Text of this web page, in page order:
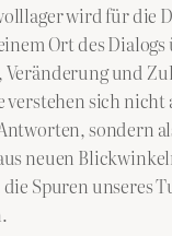
wird für die
Ort des Dialogs
und
verstehen sich nicht
sondern
neuen
Spuren unseres